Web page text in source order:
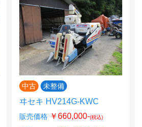
中古 未整備
ヰセキ HV214G-KWC
販売価格 ￥660,000-(税込)